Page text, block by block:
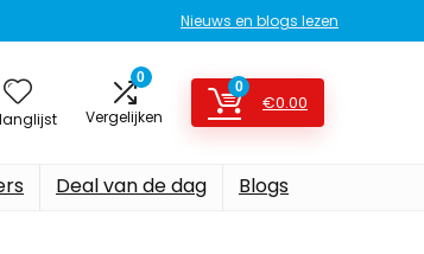
Nieuws en blogs lezen
0
Vergelijken
0
€0.00
Deal van de dag Blogs